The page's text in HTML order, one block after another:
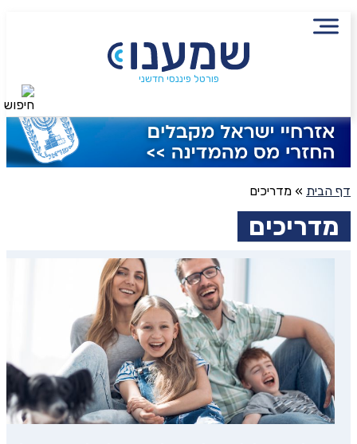
פורטל פיננסי חדשני
דף הבית » מדריכים
מדריכים
חיפוש